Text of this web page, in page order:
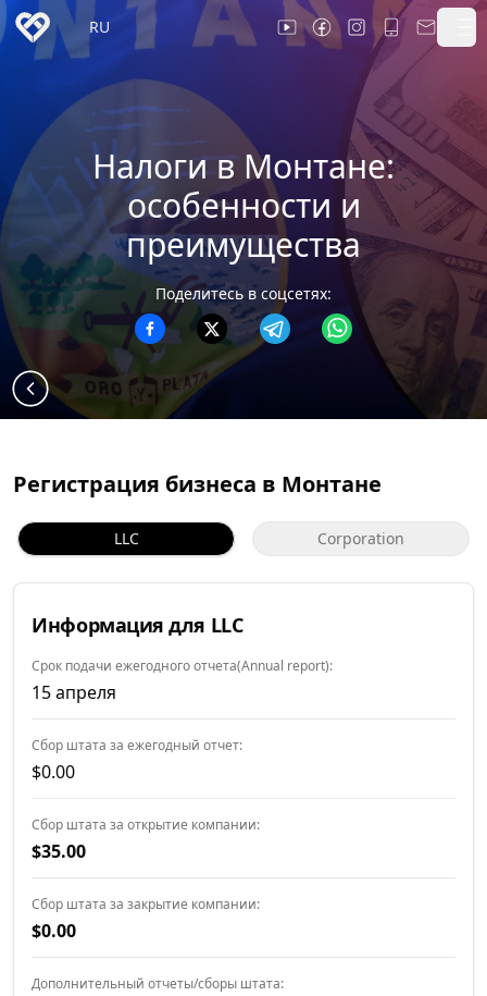
RU
Налоги в Монтане:
особенности и
преимущества
Поделитесь в соцсетях:
Регистрация бизнеса в Монтане
LLC Corporation
Информация для LLC
Срок подачи ежегодного отчета(Annual report):
15 апреля
Сбор штата за ежегодный отчет:
$0.00
Сбор штата за открытие компании:
$35.00
Сбор штата за закрытие компании:
$0.00
Дополнительный отчеты/сборы штата: